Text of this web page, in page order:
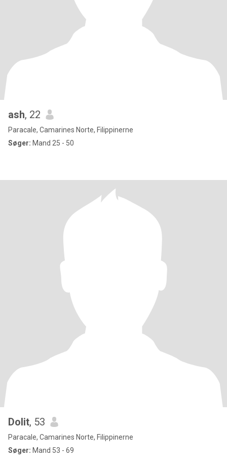
ash, 22
Paracale, Camarines Norte, Filippinerne
Søger: Mand 25 - 50
Dolit, 53
Paracale, Camarines Norte, Filippinerne
Søger: Mand 53 - 69